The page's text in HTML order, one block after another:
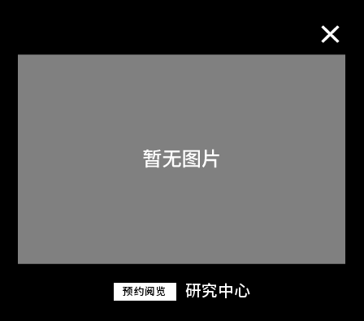
预约阅览 研究中心
关于M+藏品
探索世界顶级的二十及二十一世纪视觉